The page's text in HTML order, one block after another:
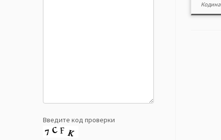
Введите код проверки
Кодина